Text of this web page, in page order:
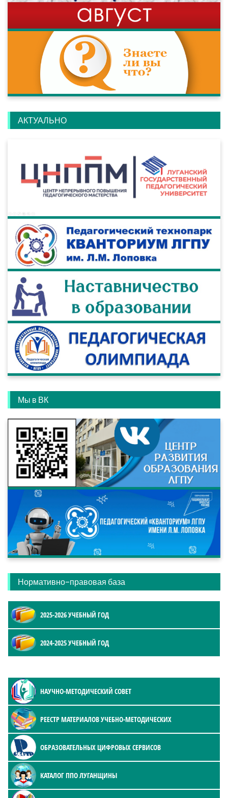
АКТУАЛЬНО
Мы в ВК
Нормативно-правовая база
2025-2026 УЧЕБНЫЙ ГОД
2024-2025 УЧЕБНЫЙ ГОД
НАУЧНО-МЕТОДИЧЕСКИЙ СОВЕТ
РЕЕСТР МАТЕРИАЛОВ УЧЕБНО-МЕТОДИЧЕСКИХ
ОБРАЗОВАТЕЛЬНЫХ ЦИФРОВЫХ СЕРВИСОВ
КАТАЛОГ ППО ЛУГАНЩИНЫ